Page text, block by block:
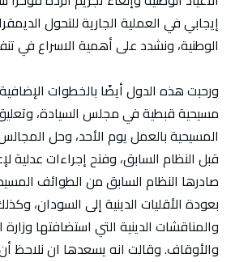
إيجابي في العملية الجارية للتحول
الوطنية، ونشدد على أهمية الاسراع في
ورحبت هذه الدول أيضًا بالخطوات
مسيحية قبطية في مجلس السيادة،
المسيحية بالعمل يوم الأحد، وحل
قبل النظام السابق، وفتح إجراءات عدلية
صادرها النظام السابق من الطوائف
بعودة الأقليات الدينية إلى السودان،
والمناقشات الدينية التي استضافتها وزارة
والأوقاف. وقالت انه يسعدها ان نلاحظ